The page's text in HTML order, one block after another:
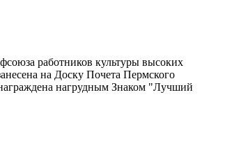
работников культуры высоких
на Доску Почета Пермского
нагрудным Знаком "Лучший